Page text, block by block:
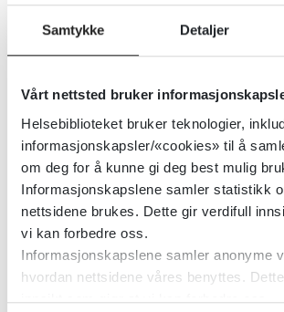
Samtykke Detaljer
Vårt nettsted bruker
Helsebiblioteket bruker teknologier,
informasjonskapsler/«cookies» til å
om deg for å kunne gi deg best mulig
Informasjonskapslene samler statistikk
nettsidene brukes. Dette gir verdifull
vi kan forbedre oss.
Informasjonskapslene samler anonyme
hvordan nettsidene våres benyttes.
innsikt som gjør at vi kan forbedre oss.
Barnesykdommer -
prioriteringsveileder
Helsedirektoratet
Folkehelseinstituttet (FHI)